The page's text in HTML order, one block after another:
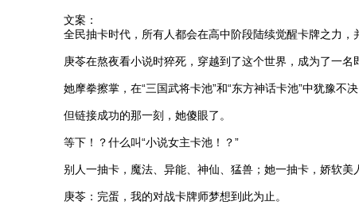
文案：
全民抽卡时代，所有人都会在高中阶段陆续觉醒卡牌之力，
庚苓在熬夜看小说时猝死，穿越到了这个世界，成为了一名
她摩拳擦掌，在“三国武将卡池”和“东方神话卡池”中犹豫不
但链接成功的那一刻，她傻眼了。
等下！？什么叫“小说女主卡池！？”
别人一抽卡，魔法、异能、神仙、猛兽；她一抽卡，娇软
庚苓：完蛋，我的对战卡牌师梦想到此为止。